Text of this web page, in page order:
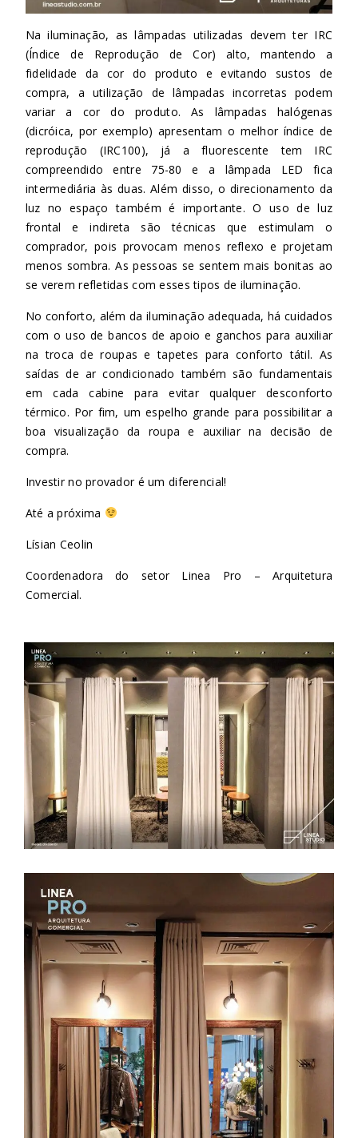
Na iluminação, as lâmpadas utilizadas devem ter IRC
(Índice de Reprodução de Cor) alto, mantendo a
fidelidade da cor do produto e evitando sustos de
compra, a utilização de lâmpadas incorretas podem
variar a cor do produto. As lâmpadas halógenas
(dicróica, por exemplo) apresentam o melhor índice de
reprodução (IRC100), já a fluorescente tem IRC
compreendido entre 75-80 e a lâmpada LED fica
intermediária às duas. Além disso, o direcionamento da
luz no espaço também é importante. O uso de luz
frontal e indireta são técnicas que estimulam o
comprador, pois provocam menos reflexo e projetam
menos sombra. As pessoas se sentem mais bonitas ao
se verem refletidas com esses tipos de iluminação.
No conforto, além da iluminação adequada, há cuidados
com o uso de bancos de apoio e ganchos para auxiliar
na troca de roupas e tapetes para conforto tátil. As
saídas de ar condicionado também são fundamentais
em cada cabine para evitar qualquer desconforto
térmico. Por fim, um espelho grande para possibilitar a
boa visualização da roupa e auxiliar na decisão de
compra.
Investir no provador é um diferencial!
Até a próxima
Lísian Ceolin
Coordenadora do setor Linea Pro – Arquitetura
Comercial.